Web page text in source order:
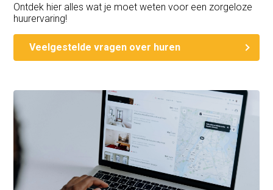
Ontdek hier alles wat je moet weten voor een zorgeloze
huurervaring!
Veelgestelde vragen over huren